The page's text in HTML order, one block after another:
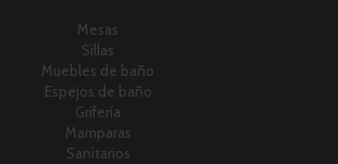
Mesas
Sillas
Muebles de baño
Espejos de baño
Grifería
Mamparas
Sanitarios